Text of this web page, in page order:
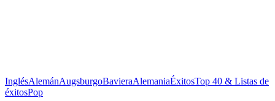
InglésAlemánAugsburgoBavieraAlemaniaÉxitosTop 40 & Listas de
éxitosPop